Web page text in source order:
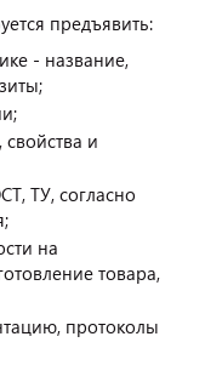
предъявить:
- название,
и
ТУ, согласно
на
товара,
протоколы